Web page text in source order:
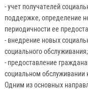
- учет получателей
поддержке, определение
периодичности ее
- внедрение новых
социального обслуживания;
- предоставление
социальном обслуживании
Одним из основных